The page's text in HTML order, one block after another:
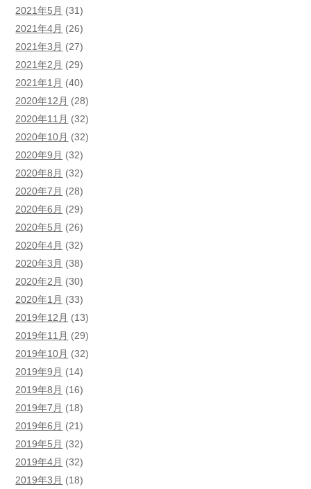
2021年5月 (31)
2021年4月 (26)
2021年3月 (27)
2021年2月 (29)
2021年1月 (40)
2020年12月 (28)
2020年11月 (32)
2020年10月 (32)
2020年9月 (32)
2020年8月 (32)
2020年7月 (28)
2020年6月 (29)
2020年5月 (26)
2020年4月 (32)
2020年3月 (38)
2020年2月 (30)
2020年1月 (33)
2019年12月 (13)
2019年11月 (29)
2019年10月 (32)
2019年9月 (14)
2019年8月 (16)
2019年7月 (18)
2019年6月 (21)
2019年5月 (32)
2019年4月 (32)
2019年3月 (18)